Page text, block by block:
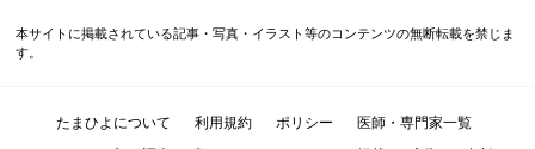
本サイトに掲載されている記事・写真・イラスト等のコンテンツの無断転載を禁じま
す。
たまひよについて 利用規約 ポリシー
医師・専門家一覧